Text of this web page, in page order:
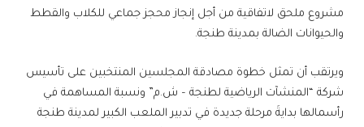
مشروع ملحق لاتفاقية من أجل إنجاز محجز جماعي للكلاب والقطط
والحيوانات الضالة بمدينة طنجة.
ويرتقب أن تمثل خطوة مصادقة المجلسين المنتخبين على تأسيس
شركة “المنشآت الرياضية لطنجة – ش.م” ونسبة المساهمة في
رأسمالها بدايةَ مرحلة جديدة في تدبير الملعب الكبير لمدينة طنجة